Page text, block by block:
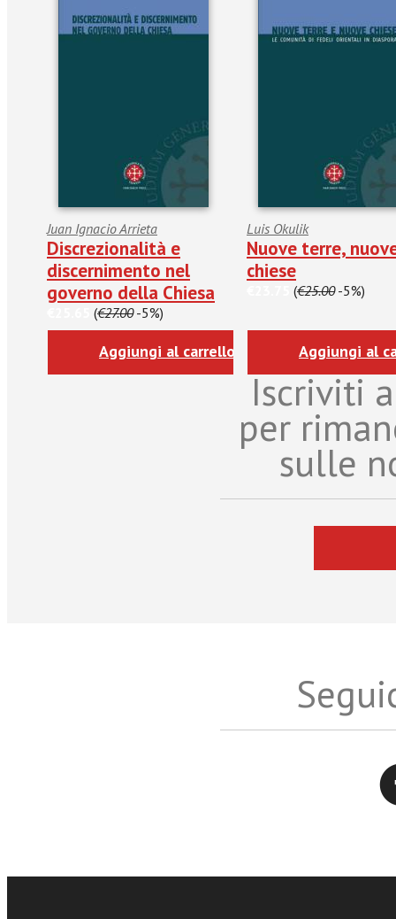
Juan Ignacio Arrieta
Discrezionalità e
discernimento nel
governo della Chiesa
(€27.00-5%)
Aggiungi al carrello
Luis Okulik
Nuove terre,
chiese
(€25.00-5%)
Aggiungi al
Iscriviti
per
sulle